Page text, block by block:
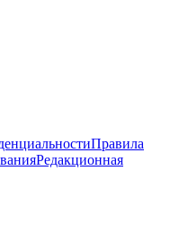
Правила
Редакционная